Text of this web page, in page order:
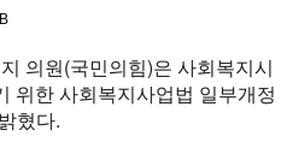
의원(국민의힘)은 사회복지시
위한 사회복지사업법 일부개정
혔다.